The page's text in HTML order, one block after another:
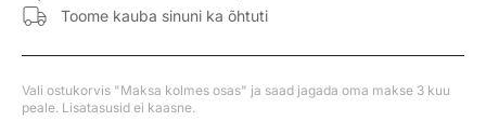
Toome kauba sinuni ka õhtuti
Vali ostukorvis "Maksa kolmes osas" ja saad jagada oma makse 3 kuu
peale. Lisatasusid ei kaasne.